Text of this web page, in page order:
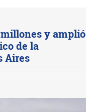
y amplió
de la
Aires